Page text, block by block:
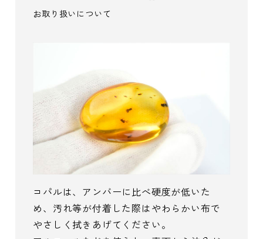
お取り扱いについて
コパルは、アンバーに比べ硬度が低いた
め、汚れ等が付着した際はやわらかい布で
やさしく拭きあげてください。